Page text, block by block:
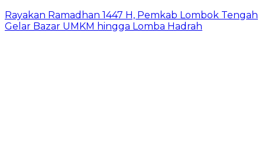
Rayakan Ramadhan 1447 H, Pemkab Lombok Tengah
Gelar Bazar UMKM hingga Lomba Hadrah